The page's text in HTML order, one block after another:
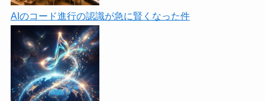
AIのコード進行の認識が急に賢くなった件